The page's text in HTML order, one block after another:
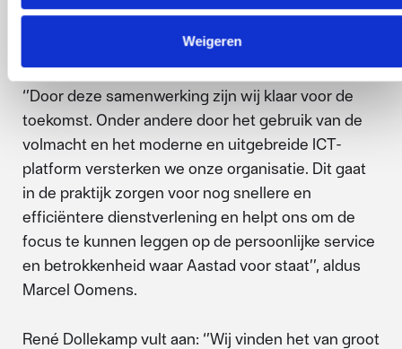
Weigeren
Oog voor service en
betrokkenheid
‘’Door deze samenwerking zijn wij klaar voor de
toekomst. Onder andere door het gebruik van de
volmacht en het moderne en uitgebreide ICT-
platform versterken we onze organisatie. Dit gaat
in de praktijk zorgen voor nog snellere en
efficiëntere dienstverlening en helpt ons om de
focus te kunnen leggen op de persoonlijke service
en betrokkenheid waar Aastad voor staat’’, aldus
Marcel Oomens.
René Dollekamp vult aan: ‘’Wij vinden het van groot